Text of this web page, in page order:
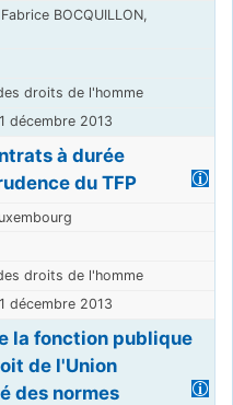
BOCQUILLON,
droits de l'homme
décembre 2013
à durée
du TFP
droits de l'homme
décembre 2013
la fonction publique
de l'Union
des normes